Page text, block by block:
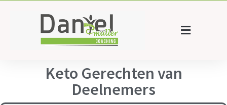
Keto Gerechten van
Deelnemers